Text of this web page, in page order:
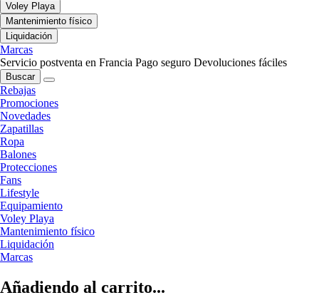
Voley Playa
Mantenimiento físico
Liquidación
Marcas
Servicio postventa en Francia Pago seguro Devoluciones fáciles
Buscar
Rebajas
Promociones
Novedades
Zapatillas
Ropa
Balones
Protecciones
Fans
Lifestyle
Equipamiento
Voley Playa
Mantenimiento físico
Liquidación
Marcas
Añadiendo al carrito...